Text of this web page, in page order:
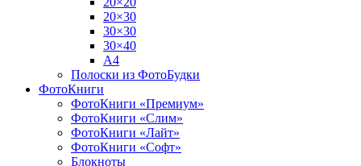
20×30
30×30
30×40
A4
Полоски из ФотоБудки
ФотоКниги
ФотоКниги «Премиум»
ФотоКниги «Слим»
ФотоКниги «Лайт»
ФотоКниги «Софт»
Блокноты